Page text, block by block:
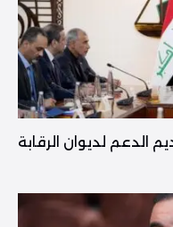
الدعم لديوان الرقابة